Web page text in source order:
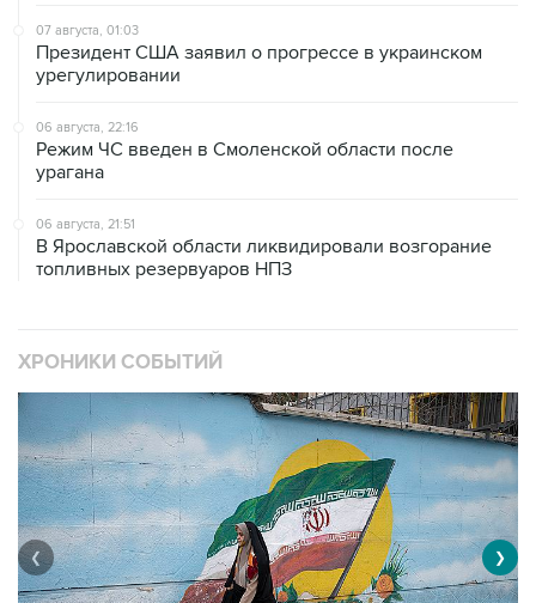
07 августа, 01:03
Президент США заявил о прогрессе в украинском
урегулировании
06 августа, 22:16
Режим ЧС введен в Смоленской области после
урагана
06 августа, 21:51
В Ярославской области ликвидировали возгорание
топливных резервуаров НПЗ
ХРОНИКИ СОБЫТИЙ
❮ ❯